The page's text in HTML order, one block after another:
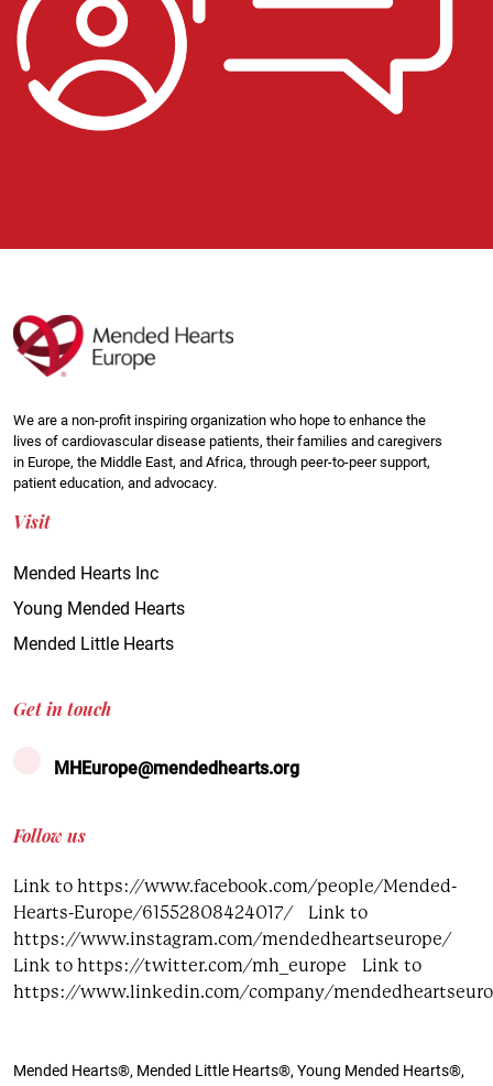
We are a non-profit inspiring organization who hope to enhance the
lives of cardiovascular disease patients, their families and caregivers
in Europe, the Middle East, and Africa, through peer-to-peer support,
patient education, and advocacy.
Visit
Mended Hearts Inc
Young Mended Hearts
Mended Little Hearts
Get in touch
MHEurope@mendedhearts.org
Follow us
Link to https://www.facebook.com/people/Mended-
Hearts-Europe/61552808424017/
Link to
https://www.instagram.com/mendedheartseurope/
Link to https://twitter.com/mh_europe
Link to
https://www.linkedin.com/company/
Mended Hearts®, Mended Little Hearts®, Young Mended Hearts®,